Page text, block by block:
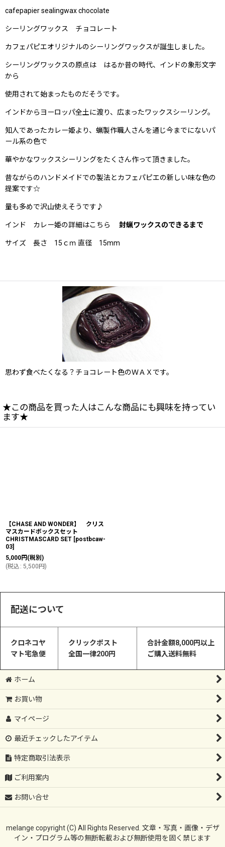
cafepapier sealingwax chocolate
シーリングワックス チョコレート
カフェパピエオリジナルのシーリングワックスが誕生しました。
シーリングワックスの原点は はるか昔の時代、インドの象形文字
から
使用されて始まったものだそうです。
インドからヨーロッパ全土に渡り、広まったワックスシーリング。
知人であったカレー姫より、蝋製作職人さんを通じ今までにないパ
ール系の色で
華やかなワックスシーリングをたくさん作って頂きました。
昔ながらのハンドメイドでの製法とカフェパピエの新しい味な色の
提案です☆
量も多めで沢山使えそうです♪
インド カレー姫の詳細はこちら 封蝋ワックスのできるまで
サイズ 長さ 15ｃｍ 直径 15mm
思わず食べたくなる？チョコレート色のＷＡＸです。
★この商品を買った人はこんな商品にも興味を持ってい
ます★
【CHASE AND WONDER】 クリス
マスカードボックスセット
CHRISTMASCARD SET [postbcaw-
03]
5,000円 (税別)
(税込 : 5,500 円)
配送について
クロネコヤ
マト宅急便
クリックポスト
全国一律200円
合計金額8,000円以上
ご購入送料無料
ホーム
お買い物
マイページ
最近チェックしたアイテム
特定商取引法表示
ご利用案内
お問い合せ
melange copyright (C) All Rights Reserved. 文章・写真・画像・デザ
イン・プログラム等の無断転載および無断使用を固く禁じます